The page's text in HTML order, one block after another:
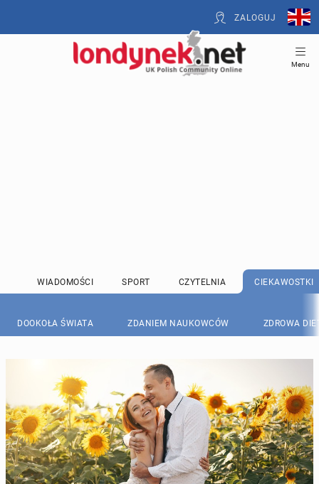
ZALOGUJ
Menu
WIADOMOŚCI SPORT CZYTELNIA CIEKAWOSTKI
DOOKOŁA ŚWIATA ZDANIEM NAUKOWCÓW ZDROWA